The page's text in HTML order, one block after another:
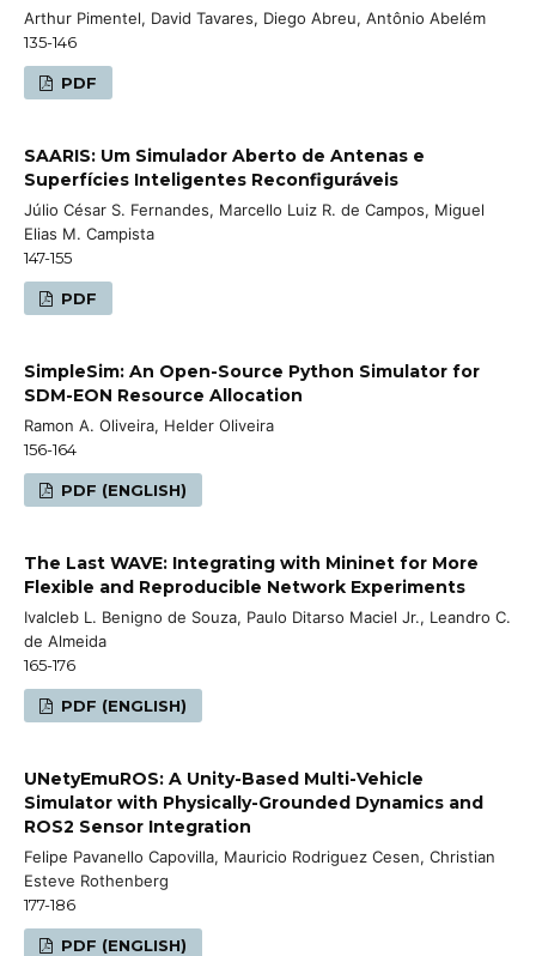
Arthur Pimentel, David Tavares, Diego Abreu, Antônio Abelém
135-146
PDF
SAARIS: Um Simulador Aberto de Antenas e
Superfícies Inteligentes Reconfiguráveis
Júlio César S. Fernandes, Marcello Luiz R. de Campos, Miguel
Elias M. Campista
147-155
PDF
SimpleSim: An Open-Source Python Simulator for
SDM-EON Resource Allocation
Ramon A. Oliveira, Helder Oliveira
156-164
PDF (ENGLISH)
The Last WAVE: Integrating with Mininet for More
Flexible and Reproducible Network Experiments
Ivalcleb L. Benigno de Souza, Paulo Ditarso Maciel Jr., Leandro C.
de Almeida
165-176
PDF (ENGLISH)
UNetyEmuROS: A Unity-Based Multi-Vehicle
Simulator with Physically-Grounded Dynamics and
ROS2 Sensor Integration
Felipe Pavanello Capovilla, Mauricio Rodriguez Cesen, Christian
Esteve Rothenberg
177-186
PDF (ENGLISH)